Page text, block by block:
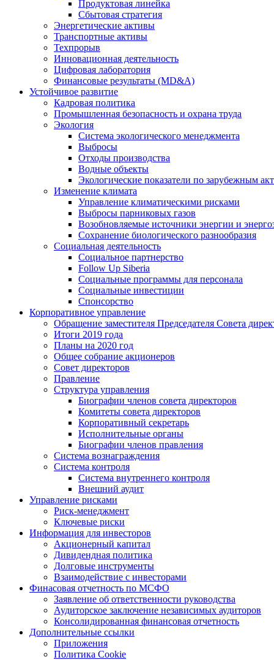
Продуктовая линейка
Сбытовая стратегия
Энергетические активы
Транспортные активы
Техпрорыв
Инновационная деятельность
Цифровая лаборатория
Финансовые результаты (MD&A)
Устойчивое развитие
Кадровая политика
Промышленная безопасность и охрана труда
Экология
Система экологического менеджмента
Выбросы
Отходы производства
Водные объекты
Экологические показатели по зарубежным
Изменение климата
Управление климатическими рисками
Выбросы парниковых газов
Возобновляемые источники энергии и
Сохранение биологического разнообразия
Социальная деятельность
Социальное партнерство
Follow Up Siberia
Социальные программы для персонала
Социальные инвестиции
Спонсорство
Корпоративное управление
Обращение заместителя Председателя Совета
Итоги 2019 года
Планы на 2020 год
Общее собрание акционеров
Совет директоров
Правление
Структура управления
Биографии членов совета директоров
Комитеты совета директоров
Корпоративный секретарь
Исполнительные органы
Биографии членов правления
Система вознаграждения
Система контроля
Система внутреннего контроля
Внешний аудит
Управление рисками
Риск-менеджмент
Ключевые риски
Информация для инвесторов
Акционерный капитал
Дивидендная политика
Долговые инструменты
Взаимодействие с инвеcторами
Финасовая отчетность по МСФО
Заявление об ответственности руководства
Аудиторское заключение независимых аудиторов
Консолидированная финансовая отчетность
Дополнительные ссылки
Приложения
Политика Cookie